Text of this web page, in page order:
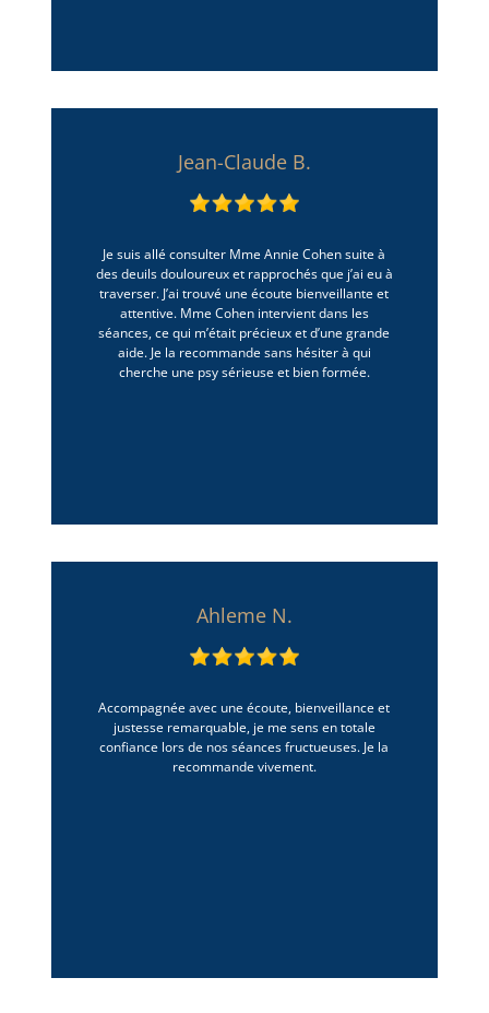
Jean-Claude B.
Je suis allé consulter Mme Annie Cohen suite à
des deuils douloureux et rapprochés que j’ai eu à
traverser. J’ai trouvé une écoute bienveillante et
attentive. Mme Cohen intervient dans les
séances, ce qui m’était précieux et d’une grande
aide. Je la recommande sans hésiter à qui
cherche une psy sérieuse et bien formée.
Ahleme N.
Accompagnée avec une écoute, bienveillance et
justesse remarquable, je me sens en totale
confiance lors de nos séances fructueuses. Je la
recommande vivement.